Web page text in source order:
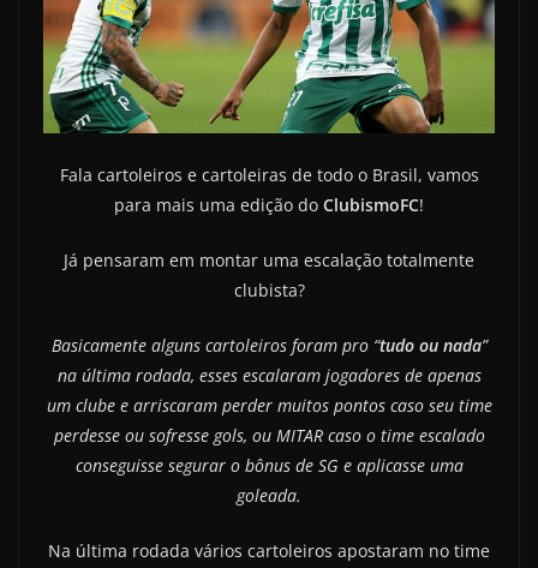
Fala cartoleiros e cartoleiras de todo o Brasil, vamos
para mais uma edição do ClubismoFC!
Já pensaram em montar uma escalação totalmente
clubista?
Basicamente alguns cartoleiros foram pro “tudo ou nada”
na última rodada, esses escalaram jogadores de apenas
um clube e arriscaram perder muitos pontos caso seu time
perdesse ou sofresse gols, ou MITAR caso o time escalado
conseguisse segurar o bônus de SG e aplicasse uma
goleada.
Na última rodada vários cartoleiros apostaram no time